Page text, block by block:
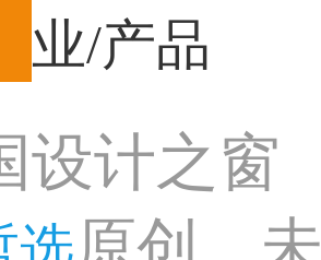
业/产品
设计之窗